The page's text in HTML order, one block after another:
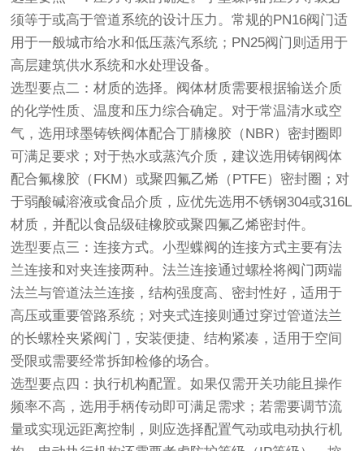
须等于或高于管道系统的设计压力。常规的PN16阀门适
用于一般城市给水和低压蒸汽系统；PN25阀门则适用于
高层建筑供水系统和水处理设备。
选型要点二：材质的选择。阀体材质需要根据输送介质
的化学性质、温度和压力综合确定。对于常温清水或空
气，选用球墨铸铁阀体配合丁腈橡胶（NBR）密封圈即
可满足要求；对于热水或蒸汽介质，建议选用铸钢阀体
配合氟橡胶（FKM）或聚四氟乙烯（PTFE）密封圈；对
于弱酸碱溶液或食品介质，应优先选用不锈钢304或316L
材质，并配以食品级硅橡胶或聚四氟乙烯密封件。
选型要点三：连接方式。小型蝶阀的连接方式主要有法
兰连接和对夹连接两种。法兰连接通过螺栓将阀门两端
法兰与管道法兰连接，结构强度高、密封性好，适用于
高压或重要管路系统；对夹式连接则通过穿过管道法兰
的长螺栓夹紧阀门，安装便捷、结构紧凑，适用于空间
受限或需要经常拆卸检修的场合。
选型要点四：执行机构配置。如果仅需开关功能且操作
频率不高，选用手柄传动即可满足需求；若需要调节流
量或实现远距离控制，则应选择配置气动或电动执行机